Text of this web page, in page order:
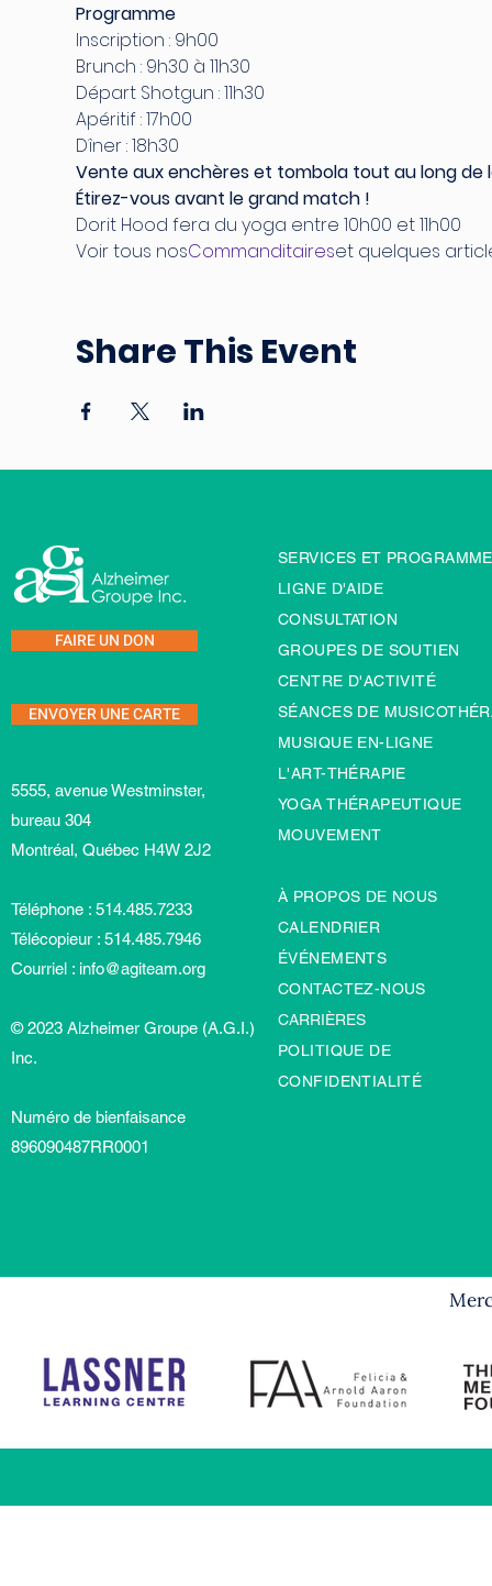
Programme
Inscription : 9h00
Brunch : 9h30 à 11h30
Départ Shotgun : 11h30
Apéritif : 17h00
Dîner : 18h30
Vente aux enchères et tombola tout au long de
Étirez-vous avant le grand match !
Dorit Hood fera du yoga entre 10h00 et 11h00
Voir tous nosCommanditaireset quelques
Share This Event
FAIRE UN DON
ENVOYER UNE CARTE
5555, avenue Westminster,
bureau 304
Montréal, Québec H4W 2J2
Téléphone : 514.485.7233
Télécopieur : 514.485.7946
Courriel : info@agiteam.org
© 2023 Alzheimer Groupe (A.G.I.)
Inc.
Numéro de bienfaisance
896090487RR0001
SERVICES ET
LIGNE D'AIDE
CONSULTATION
GROUPES DE SOUTIEN
CENTRE D'ACTIVITÉ
SÉANCES DE
MUSIQUE EN-LIGNE
L'ART-THÉRAPIE
YOGA THÉRAPEUTIQUE
MOUVEMENT
À PROPOS DE NOUS
CALENDRIER
ÉVÉNEMENTS
CONTACTEZ-NOUS
CARRIÈRES
POLITIQUE DE
CONFIDENTIALITÉ